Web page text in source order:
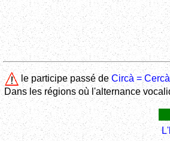
le participe passé deCircà = Cercà
Dans les régions où l'alternance